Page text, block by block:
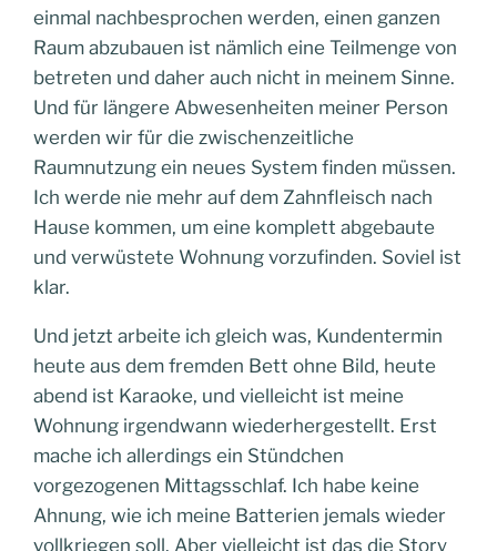
einmal nachbesprochen werden, einen ganzen
Raum abzubauen ist nämlich eine Teilmenge von
betreten und daher auch nicht in meinem Sinne.
Und für längere Abwesenheiten meiner Person
werden wir für die zwischenzeitliche
Raumnutzung ein neues System finden müssen.
Ich werde nie mehr auf dem Zahnfleisch nach
Hause kommen, um eine komplett abgebaute
und verwüstete Wohnung vorzufinden. Soviel ist
klar.
Und jetzt arbeite ich gleich was, Kundentermin
heute aus dem fremden Bett ohne Bild, heute
abend ist Karaoke, und vielleicht ist meine
Wohnung irgendwann wiederhergestellt. Erst
mache ich allerdings ein Stündchen
vorgezogenen Mittagsschlaf. Ich habe keine
Ahnung, wie ich meine Batterien jemals wieder
vollkriegen soll. Aber vielleicht ist das die Story